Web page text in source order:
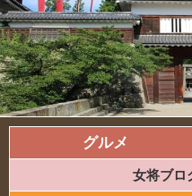
グルメ
女将ブロ